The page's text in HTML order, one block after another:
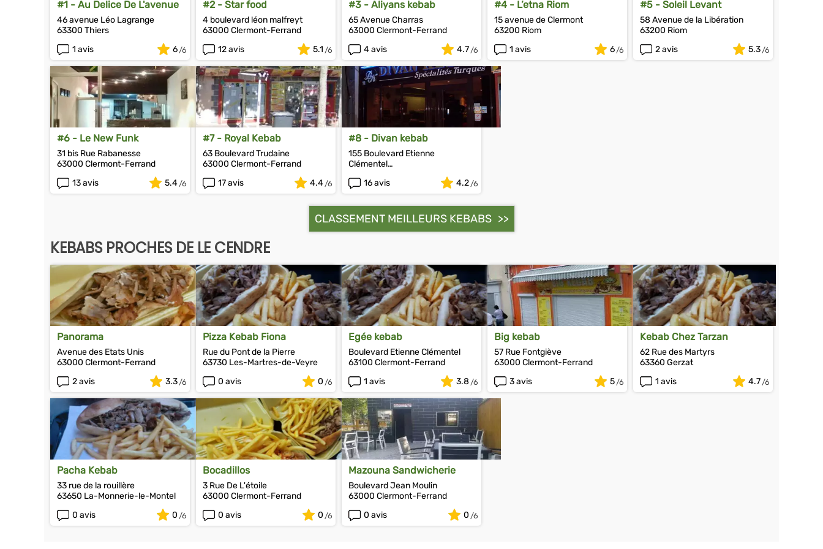
#1 - Au Delice De L'avenue
46 avenue Léo Lagrange
63300 Thiers
1 avis
6
#2 - Star food
4 boulevard léon malfreyt
63000 Clermont-Ferrand
12 avis
5.1
#3 - Aliyans kebab
65 Avenue Charras
63000 Clermont-Ferrand
4 avis
4.7
#4 - L’etna Riom
15 avenue de Clermont
63200 Riom
1 avis
6
#5 - Soleil Levant
58 Avenue de la Libération
63200 Riom
2 avis
5.3
#6 - Le New Funk
31 bis Rue Rabanesse
63000 Clermont-Ferrand
13 avis
5.4
#7 - Royal Kebab
63 Boulevard Trudaine
63000 Clermont-Ferrand
17 avis
4.4
#8 - Divan kebab
155 Boulevard Etienne
Clémentel
63000 Clermont-Ferrand
16 avis 4.2
CLASSEMENT MEILLEURS KEBABS
KEBABS PROCHES DE LE CENDRE
Panorama
Avenue des Etats Unis
63000 Clermont-Ferrand
2 avis
3.3
Pizza Kebab Fiona
Rue du Pont de la Pierre
63730 Les-Martres-de-Veyre
0 avis
0
Egée kebab
Boulevard Etienne Clémentel
63100 Clermont-Ferrand
1 avis
3.8
Big kebab
57 Rue Fontgiève
63000 Clermont-Ferrand
3 avis
5
Kebab Chez Tarzan
62 Rue des Martyrs
63360 Gerzat
1 avis
4.7
Pacha Kebab
33 rue de la rouillère
63650 La-Monnerie-le-Montel
0 avis
0
Bocadillos
3 Rue De L'étoile
63000 Clermont-Ferrand
0 avis
0
Mazouna Sandwicherie
Boulevard Jean Moulin
63000 Clermont-Ferrand
0 avis
0